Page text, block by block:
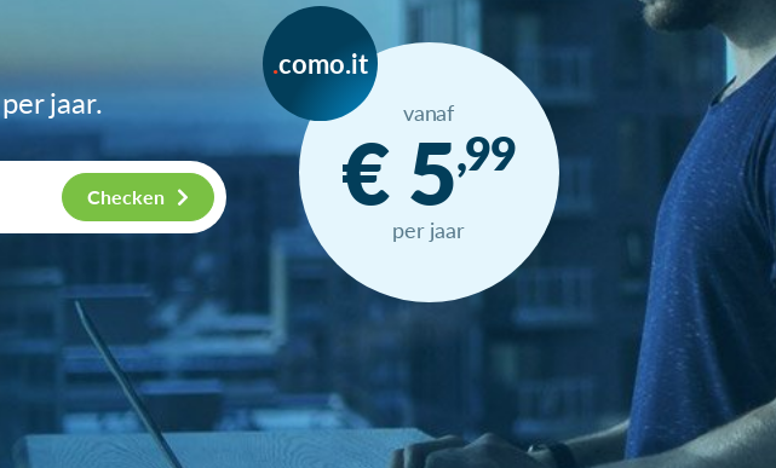
per jaar.
Checken
como.it
vanaf
€ 5,99
per jaar